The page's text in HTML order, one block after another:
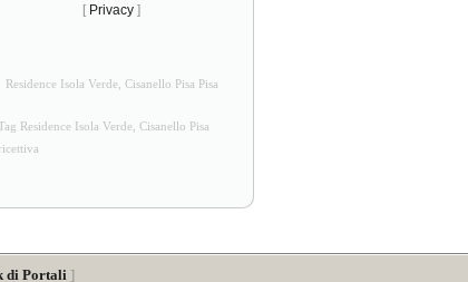
[ Privacy ]
Residence Isola Verde, Cisanello Pisa Pisa
Residence Isola Verde, Cisanello Pisa
ricettiva
di Portali ]